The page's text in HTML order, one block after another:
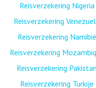
Reisverzekering Nigeria
Reisverzekering
Reisverzekering Namibië
Reisverzekering
Reisverzekering Pakistan
Reisverzekering Turkije